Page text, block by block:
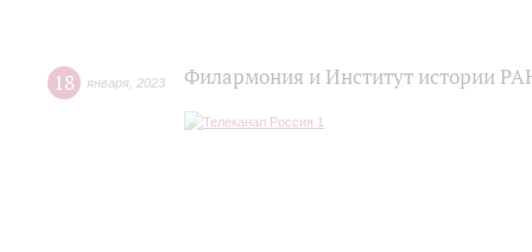
18 января 2023 Филармония и Институт истории